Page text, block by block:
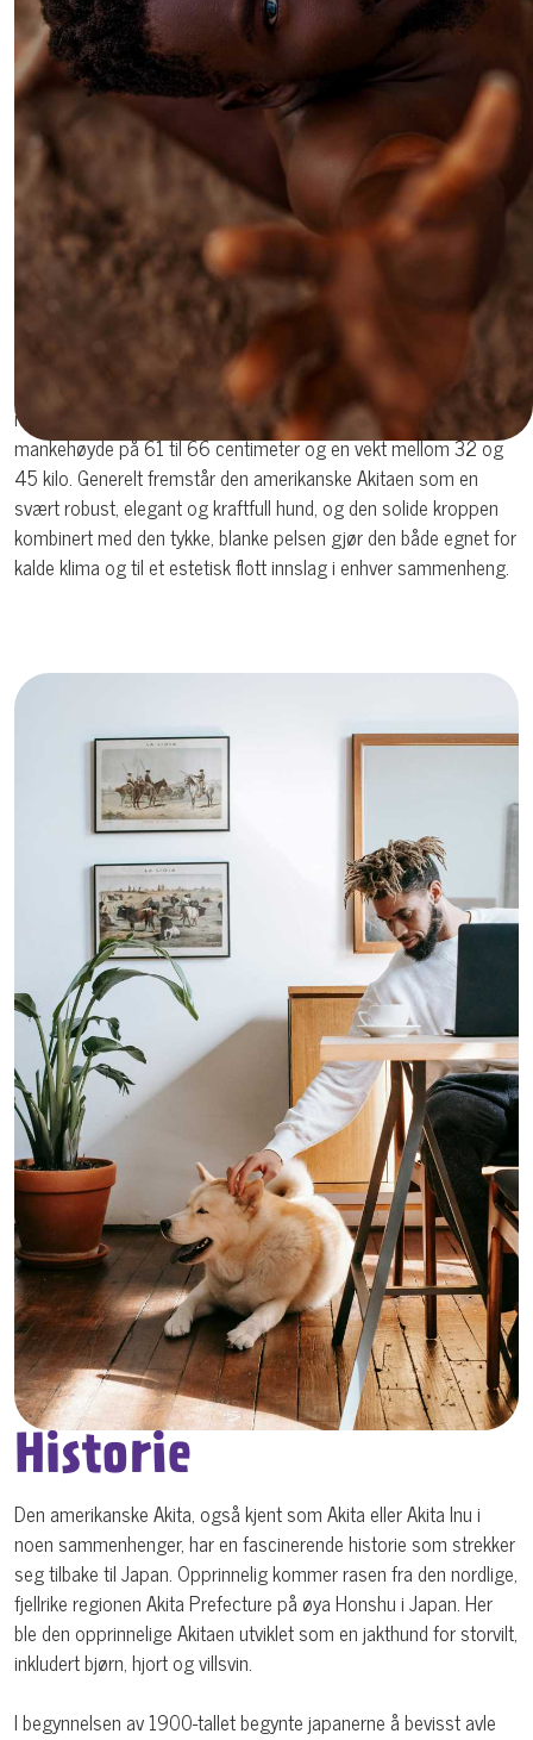
og bæres rullet tett over ryggen.
Pelsen er dobbel og består av en tett, myk underull og en
grovere, rett og litt stående dekkpels. Lengden på pelsen er
middels, men kan virke lenger rundt halsen, halen og bak lårene,
noe som gir et majestetisk inntrykk. Rasens pels kommer i
mange forskjellige farger, inkludert hvit, rød, brindle (tigret), sort
og flere varianter, ofte med tydelige tegninger eller maske.
Uansett farge er pelsen alltid meget tett og beskyttende mot
vær og klima.
Hannene er markant større enn tispene, med en mankehøyde på
mellom 66 og 71 centimeter og en vekt som kan variere
mellom 45 og 59 kilo. Tispene er noe mindre, med en
mankehøyde på 61 til 66 centimeter og en vekt mellom 32 og
45 kilo. Generelt fremstår den amerikanske Akitaen som en
svært robust, elegant og kraftfull hund, og den solide kroppen
kombinert med den tykke, blanke pelsen gjør den både egnet for
kalde klima og til et estetisk flott innslag i enhver sammenheng.
Historie
Den amerikanske Akita, også kjent som Akita eller Akita Inu i
noen sammenhenger, har en fascinerende historie som strekker
seg tilbake til Japan. Opprinnelig kommer rasen fra den nordlige,
fjellrike regionen Akita Prefecture på øya Honshu i Japan. Her
ble den opprinnelige Akitaen utviklet som en jakthund for storvilt,
inkludert bjørn, hjort og villsvin.
I begynnelsen av 1900-tallet begynte japanerne å bevisst avle